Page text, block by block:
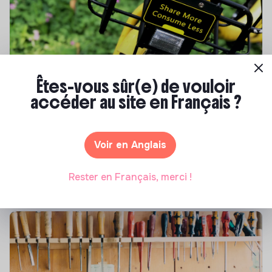
Les 25 meilleures formations RSE en 2026
Êtes-vous sûr(e) de vouloir
accéder au site en Français ?
Voir en Anglais
Rester en Français, merci !